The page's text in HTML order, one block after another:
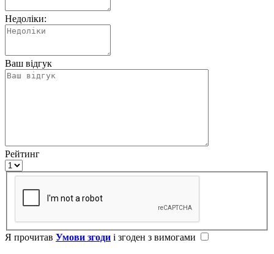
Недоліки:
Ваш відгук
Рейтинг
Я прочитав Умови згоди і згоден з вимогами